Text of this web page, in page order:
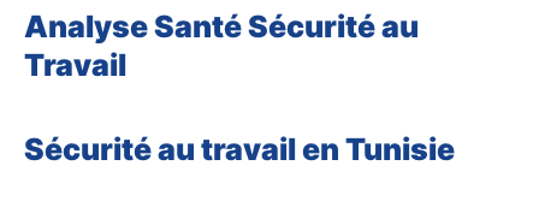
Analyse Santé Sécurité au
Travail
Sécurité au travail en Tunisie